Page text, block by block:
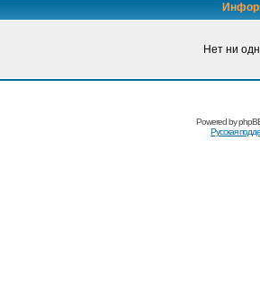
Нет ни
Powered by
Русская